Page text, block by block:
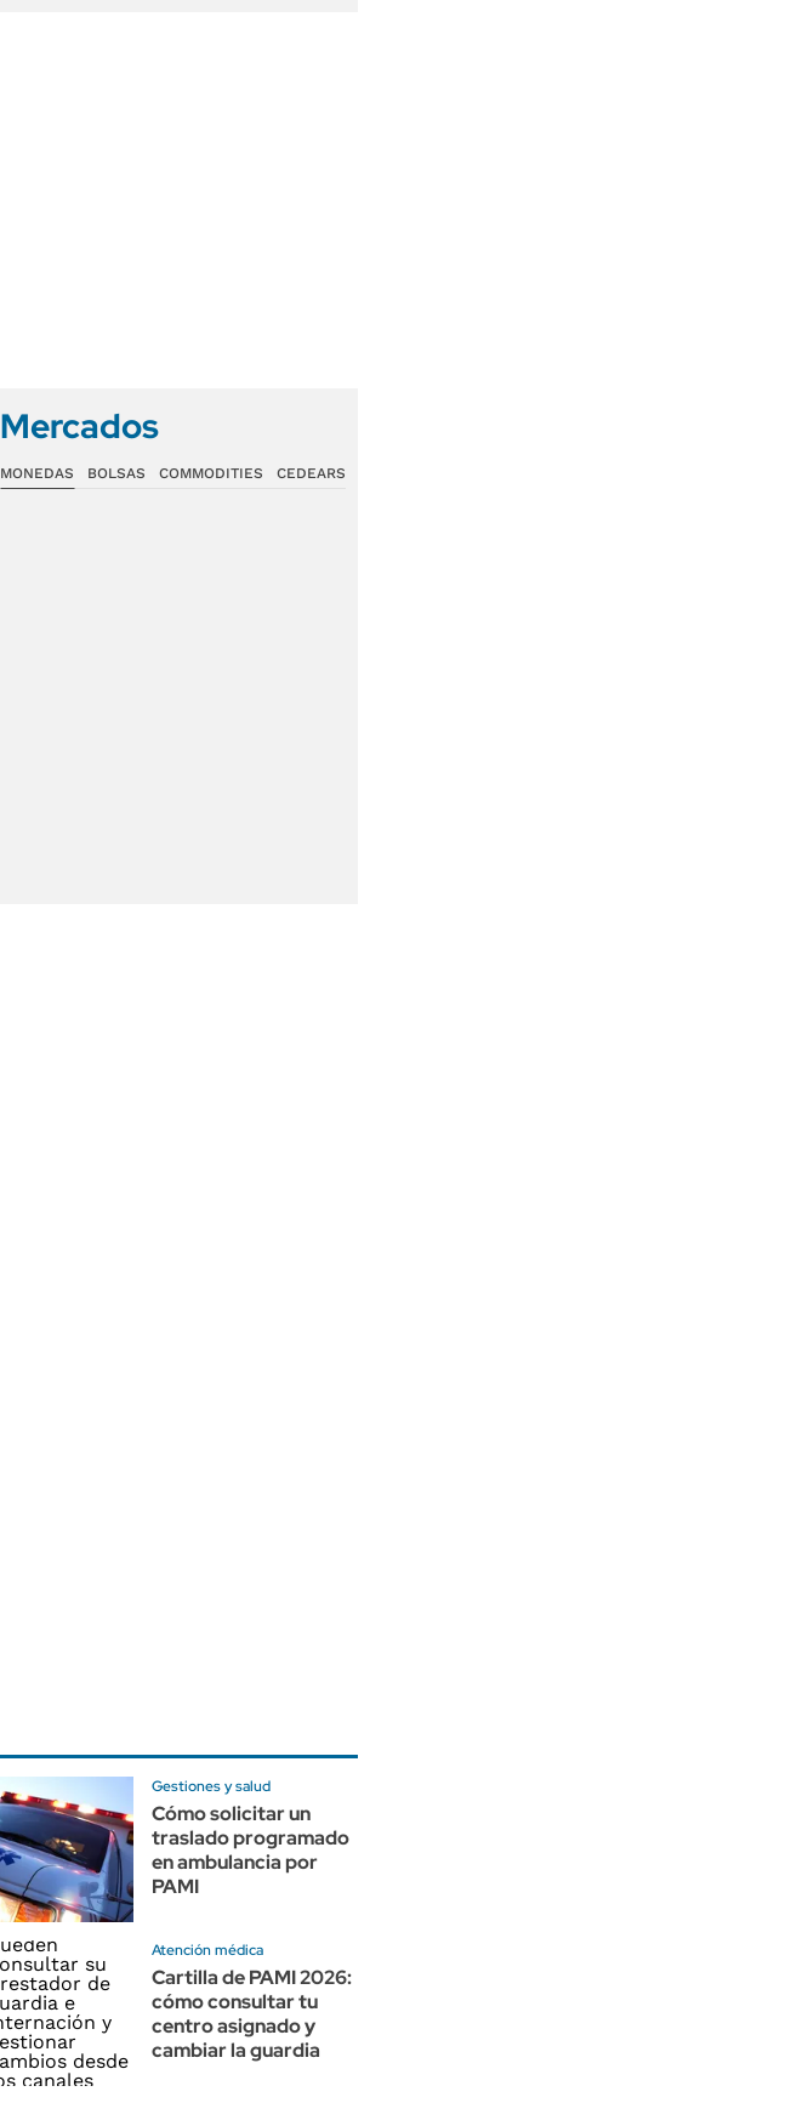
Mercados
MONEDAS BOLSAS COMMODITIES CEDEARS
Gestiones y salud
Cómo solicitar un
traslado programado
en ambulancia por
PAMI
Atención médica
Cartilla de PAMI 2026:
cómo consultar tu
centro asignado y
cambiar la guardia